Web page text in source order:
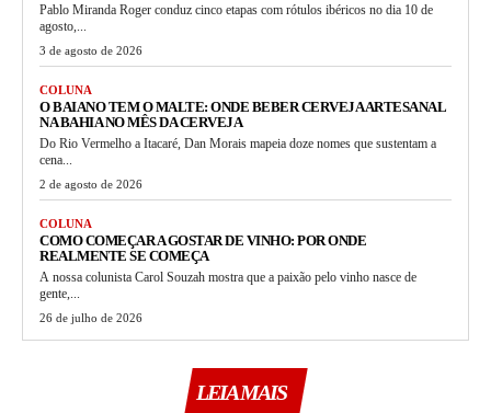
Pablo Miranda Roger conduz cinco etapas com rótulos ibéricos no dia 10 de
agosto,...
3 de agosto de 2026
COLUNA
O BAIANO TEM O MALTE: ONDE BEBER CERVEJA ARTESANAL
NA BAHIA NO MÊS DA CERVEJA
Do Rio Vermelho a Itacaré, Dan Morais mapeia doze nomes que sustentam a
cena...
2 de agosto de 2026
COLUNA
COMO COMEÇAR A GOSTAR DE VINHO: POR ONDE
REALMENTE SE COMEÇA
A nossa colunista Carol Souzah mostra que a paixão pelo vinho nasce de
gente,...
26 de julho de 2026
LEIA MAIS